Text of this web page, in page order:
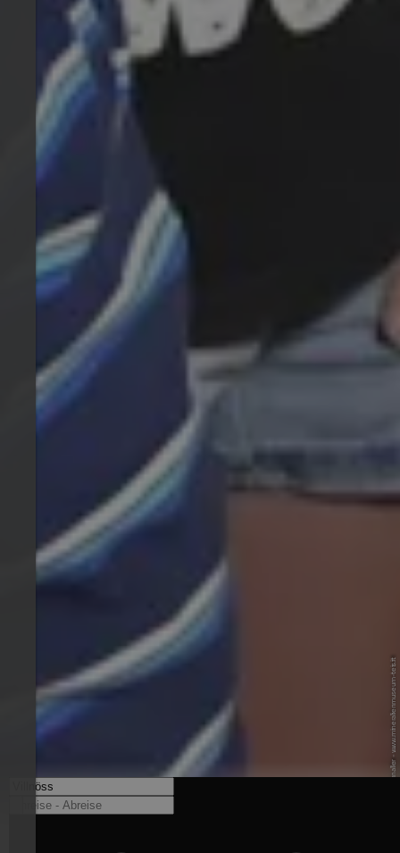
© Lorenz Fischnaller - www.mineralienmuseum-teis.it